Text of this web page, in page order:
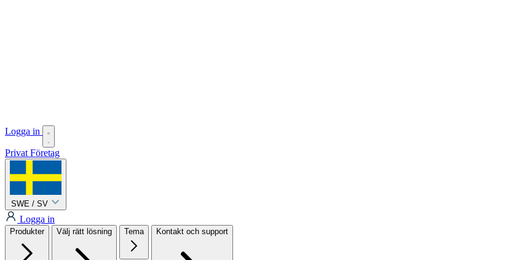
Logga in
Privat Företag
SWE / SV
Logga in
Produkter Välj rätt lösning Tema Kontakt och support